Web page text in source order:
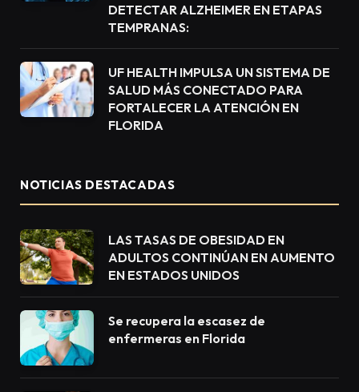
DETECTAR ALZHEIMER EN ETAPAS
TEMPRANAS:
UF HEALTH IMPULSA UN SISTEMA DE
SALUD MÁS CONECTADO PARA
FORTALECER LA ATENCIÓN EN
FLORIDA
NOTICIAS DESTACADAS
LAS TASAS DE OBESIDAD EN
ADULTOS CONTINÚAN EN AUMENTO
EN ESTADOS UNIDOS
Se recupera la escasez de
enfermeras en Florida